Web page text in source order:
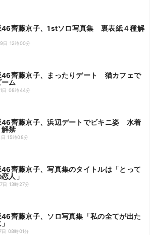
46齊藤京子、1stソロ写真集 裏表紙４種解
日 12時00分
46齊藤京子、まったりデート 猫カフェで
ーム
日 08時44分
46齊藤京子、浜辺デートでビキニ姿 水着
解禁
15時08分
46齊藤京子、写真集のタイトルは「とって
人」
日 13時27分
46齊藤京子、ソロ写真集「私の全てが出た
日 08時01分